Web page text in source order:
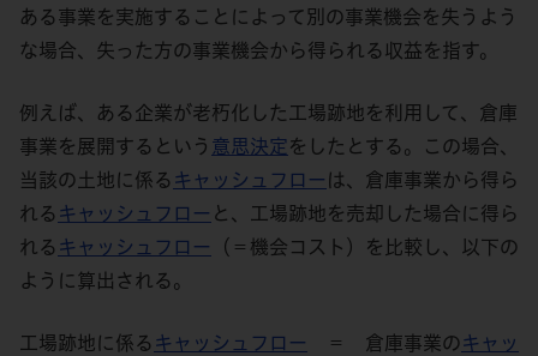
ある事業を実施することによって別の事業機会を失うよう
な場合、失った方の事業機会から得られる収益を指す。
例えば、ある企業が老朽化した工場跡地を利用して、倉庫
事業を展開するという 意思決定をしたとする。この場合、
当該の土地に係る キャッシュフロー は、倉庫事業から得ら
れる キャッシュフロー と、工場跡地を売却した場合に得ら
れる キャッシュフロー
（＝機会コスト）を比較し、以下の
ように算出される。
工場跡地に係る キャッシュフロー ＝ 倉庫事業のキャッ